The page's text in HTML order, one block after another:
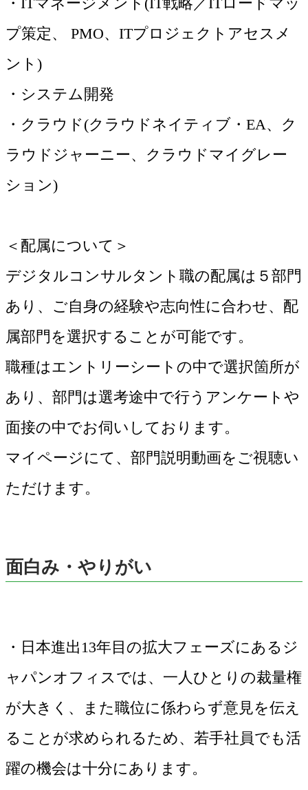
プ策定、 PMO、ITプロジェクトアセスメ
ント)
・システム開発
・クラウド(クラウドネイティブ・EA、ク
ラウドジャーニー、クラウドマイグレー
ション)
＜配属について＞
デジタルコンサルタント職の配属は５部門
あり、ご自身の経験や志向性に合わせ、配
属部門を選択することが可能です。
職種はエントリーシートの中で選択箇所が
あり、部門は選考途中で行うアンケートや
面接の中でお伺いしております。
マイページにて、部門説明動画をご視聴い
ただけます。
面白み・やりがい
・日本進出13年目の拡大フェーズにあるジ
ャパンオフィスでは、一人ひとりの裁量権
が大きく、また職位に係わらず意見を伝え
ることが求められるため、若手社員でも活
躍の機会は十分にあります。